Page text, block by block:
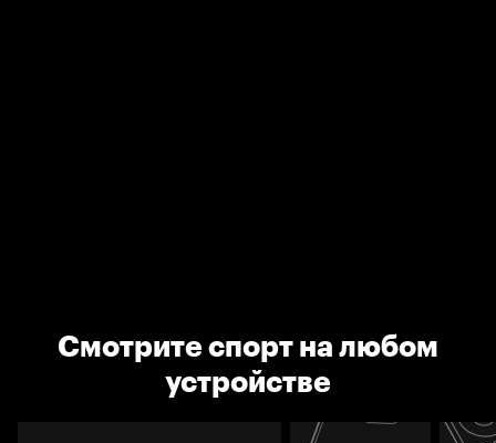
Смотрите спорт на любом
устройстве